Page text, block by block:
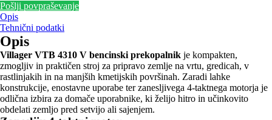
Pošlji povpraševanje
Opis
Tehnični podatki
Opis
Villager VTB 4310 V bencinski prekopalnik je kompakten,
zmogljiv in praktičen stroj za pripravo zemlje na vrtu, gredicah, v
rastlinjakih in na manjših kmetijskih površinah. Zaradi lahke
konstrukcije, enostavne uporabe ter zanesljivega 4-taktnega motorja je
odlična izbira za domače uporabnike, ki želijo hitro in učinkovito
obdelati zemljo pred setvijo ali sajenjem.